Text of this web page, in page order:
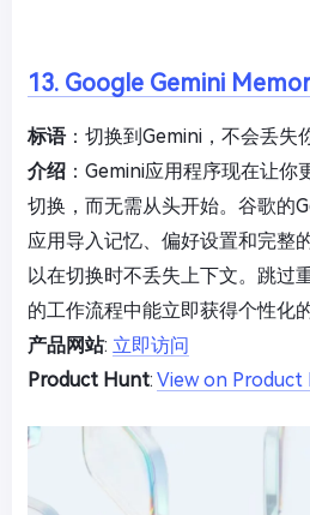
13. Google Gemini
标语：切换到Gemini，不会丢失
介绍 ：Gemini应用程序现在让你
切换，而无需从头开始。谷歌的
应用导入记忆、偏好设置和完整
以在切换时不丢失上下文。跳过
的工作流程中能立即获得个性化
产品网站: 立即访问
Product Hunt: View on